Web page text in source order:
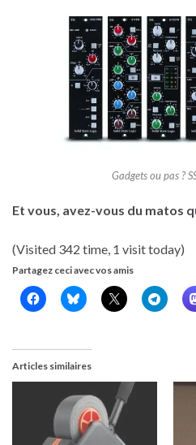
Gadgets ou pas ?
Et vous, avez-vous du matos
(Visited 342 time, 1 visit today)
Partagez ceci avec vos amis
Articles similaires